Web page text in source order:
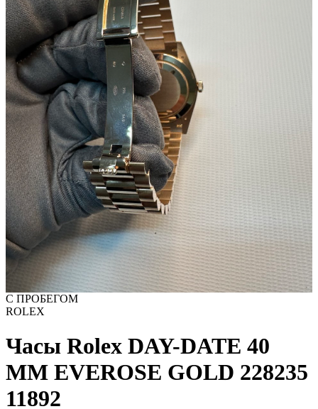
С ПРОБЕГОМ
ROLEX
Часы Rolex DAY-DATE 40
MM EVEROSE GOLD 228235
11892